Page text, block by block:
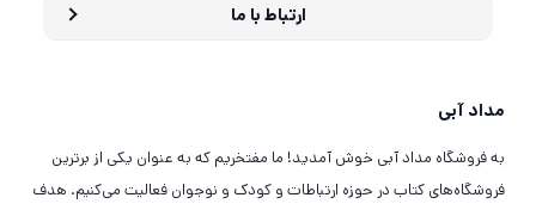
ارتباط با ما
مداد آبی
به فروشگاه مداد آبی خوش آمدید! ما مفتخریم که به عنوان یکی از برترین
فروشگاه‌های کتاب در حوزه ارتباطات و کودک و نوجوان فعالیت می‌کنیم. هدف